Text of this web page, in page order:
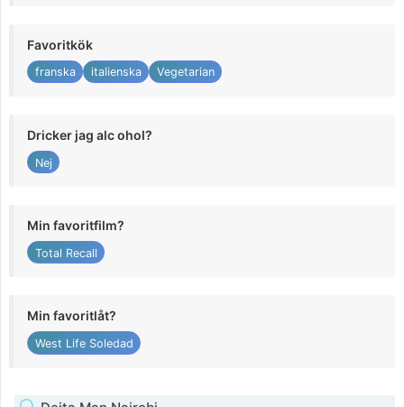
Favoritkök
franska italienska Vegetarian
Dricker jag alc ohol?
Nej
Min favoritfilm?
Total Recall
Min favoritlåt?
West Life Soledad